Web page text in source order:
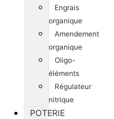
Engrais
organique
Amendement
organique
Oligo-
éléments
Régulateur
nitrique
POTERIE